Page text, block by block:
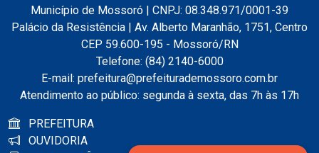
Município de Mossoró | CNPJ: 08.348.971/0001-39
Palácio da Resistência | Av. Alberto Maranhão, 1751, Centro
CEP 59.600-195 - Mossoró/RN
Telefone: (84) 2140-6000
E-mail: prefeitura@prefeiturademossoro.com.br
Atendimento ao público: segunda à sexta, das 7h às 17h
PREFEITURA
OUVIDORIA